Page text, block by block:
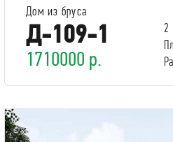
Дом из бруса
Д-109-1
1710000 р.
2